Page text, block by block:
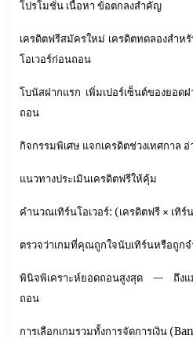
โปรโมชั่น เนื้อหา ข้อตกลงสำคัญ
เครดิตฟรีสมัครใหม่ เครดิตทดลองสำห
โอเวอร์ก่อนถอน
โบนัสฝากแรก เพิ่มเปอร์เซ็นต์ของยอด
ถอน
กิจกรรมพิเศษ แจกเครดิตช่วงเทศกาล
แนวทางประเมินเครดิตฟรีให้คุ้ม
คำนวณเทิร์นโอเวอร์: (เครดิตฟรี × เทิ
ตรวจว่าเกมที่คุณถูกใจนับเทิร์นหรือถูก
พินิจพิเคราะห์ยอดถอนสูงสุด — ถึงแ
ถอน
การเลือกเกมรวมทั้งการจัดการเงิน